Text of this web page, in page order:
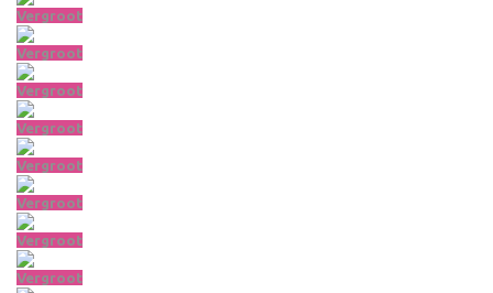
Vergroot
Vergroot
Vergroot
Vergroot
Vergroot
Vergroot
Vergroot
Vergroot